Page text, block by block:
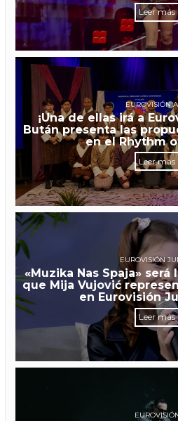
Leer más
EUROVISIÓN
¡Una de ellas irá a
Bután presenta las
en el Rhythm
Leer más
EUROVISIÓN
«Muzika Nas Spaja»
que Mija Vujović
en Eurovisión
Leer más